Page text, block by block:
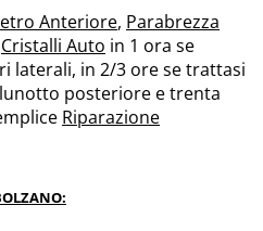
Anteriore, Parabrezza
Cristalli Auto in 1 ora se
laterali, in 2/3 ore se trattasi
posteriore e trenta
Riparazione